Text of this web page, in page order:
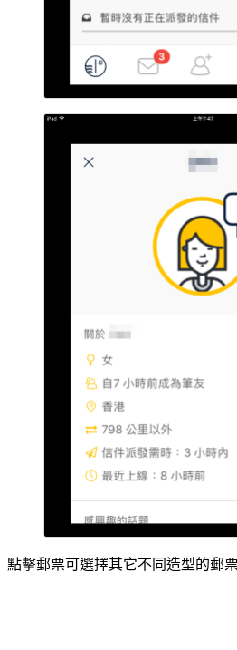
點擊郵票可選擇其它不同造型的郵